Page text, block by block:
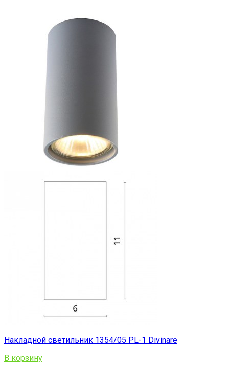
Накладной светильник 1354/05 PL-1 Divinare
В корзину